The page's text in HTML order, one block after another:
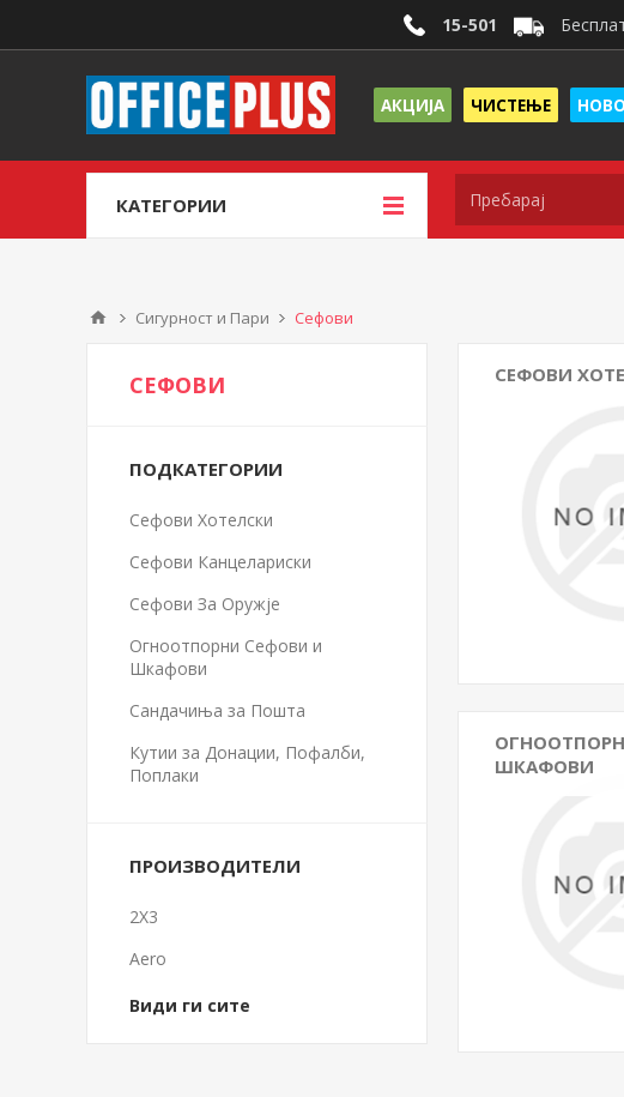
15-501
АКЦИЈА ЧИСТЕЊЕ НОВО
КАТЕГОРИИ
Сигурност и Пари Сефови
СЕФОВИ
ШКАФОВИ
СЕФОВИ
ПОДКАТЕГОРИИ
Сефови Хотелски
Сефови Канцелариски
Сефови За Оружје
Огноотпорни Сефови и
Шкафови
Сандачиња за Пошта
Кутии за Донации, Пофалби,
Поплаки
ПРОИЗВОДИТЕЛИ
2X3
Aero
Види ги сите